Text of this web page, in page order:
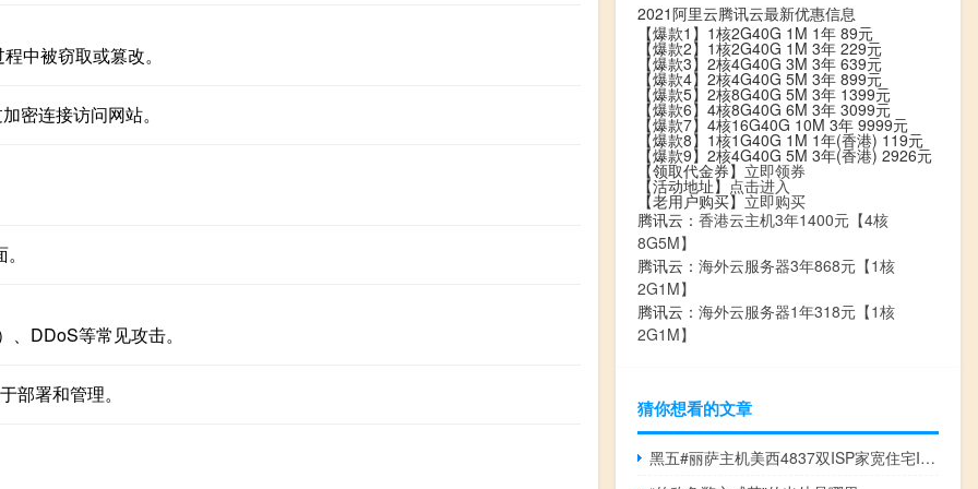
中被窃取或篡改。
密连接访问网站。
DDoS等常见攻击。
部署和管理。
2021阿里云腾讯云最新优惠信息
【爆款1】1核2G40G 1M 1年 89元
【爆款2】1核2G40G 1M 3年 229元
【爆款3】2核4G40G 3M 3年 639元
【爆款4】2核4G40G 5M 3年 899元
【爆款5】2核8G40G 5M 3年 1399元
【爆款6】4核8G40G 6M 3年 3099元
【爆款7】4核16G40G 10M 3年 9999元
【爆款8】1核1G40G 1M 1年(香港) 119元
【爆款9】2核4G40G 5M 3年(香港) 2926元
【领取代金券】 立即领券
【活动地址】 点击进入
【老用户购买】立即购买
腾讯云： 香港云主机3年1400元【4核
8G5M】
腾讯云： 海外云服务器3年868元【1核
2G1M】
腾讯云： 海外云服务器1年318元【1核
2G1M】
猜你想看的文章
黑五#丽萨主机美西4837双ISP家宽住宅IP，Tiktok外贸流媒体解锁必备，支持支付宝！